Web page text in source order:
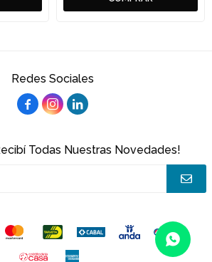
Redes Sociales
  
Todas Nuestras Novedades!